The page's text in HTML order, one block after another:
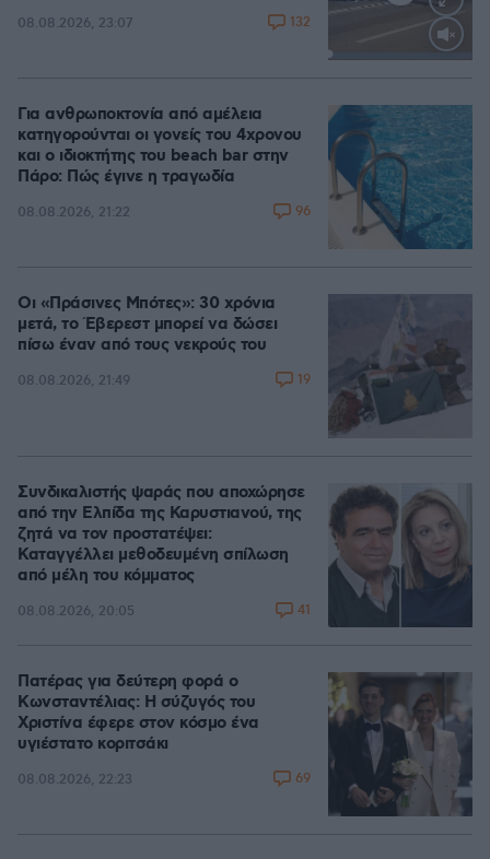
08.08.2026, 23:07 132
Για ανθρωποκτονία από αμέλεια
κατηγορούνται οι γονείς του 4χρονου
και ο ιδιοκτήτης του beach bar στην
Πάρο: Πώς έγινε η τραγωδία
08.08.2026, 21:22 96
Οι «Πράσινες Μπότες»: 30 χρόνια
μετά, το Έβερεστ μπορεί να δώσει
πίσω έναν από τους νεκρούς του
08.08.2026, 21:49 19
Συνδικαλιστής ψαράς που αποχώρησε
από την Ελπίδα της Καρυστιανού, της
ζητά να τον προστατέψει:
Καταγγέλλει μεθοδευμένη σπίλωση
από μέλη του κόμματος
08.08.2026, 20:05 41
Πατέρας για δεύτερη φορά ο
Κωνσταντέλιας: Η σύζυγός του
Χριστίνα έφερε στον κόσμο ένα
υγιέστατο κοριτσάκι
08.08.2026, 22:23 69